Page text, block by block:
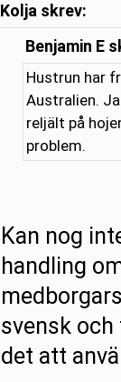
Kolja skrev:
Benjamin E
Hustrun har
Australien.
reljält på
problem.
Kan nog
handling
svensk
det att